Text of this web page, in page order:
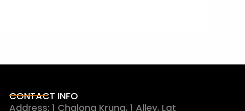
CONTACT INFO
Address: 1 Chalong Krung, 1 Alley, Lat